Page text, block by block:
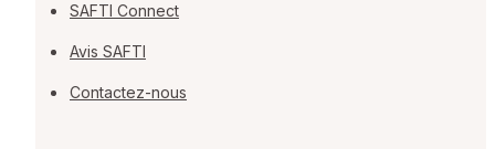
SAFTI Connect
Avis SAFTI
Contactez-nous